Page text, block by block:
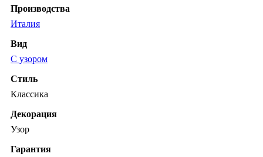
Производства
Италия
Вид
С узором
Стиль
Классика
Декорация
Узор
Гарантия